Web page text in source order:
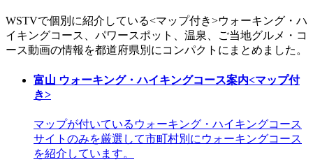
WSTVで個別に紹介している<マップ付き>ウォーキング・ハ
イキングコース、パワースポット、温泉、ご当地グルメ・コ
ース動画の情報を都道府県別にコンパクトにまとめました。
富山 ウォーキング・ハイキングコース案内<マップ付
き>
マップが付いているウォーキング・ハイキングコース
サイトのみを厳選して市町村別にウォーキングコース
を紹介しています。